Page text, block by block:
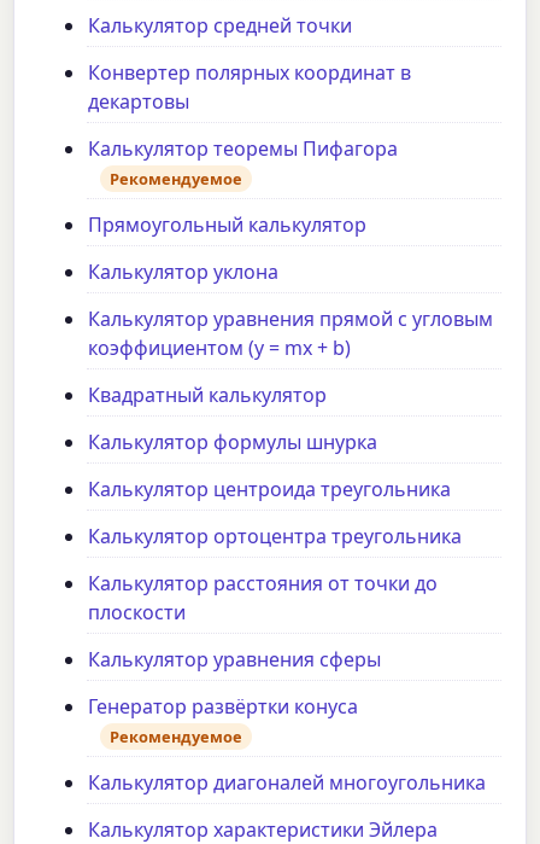
Калькулятор средней точки
Конвертер полярных координат в
декартовы
Калькулятор теоремы Пифагора
Рекомендуемое
Прямоугольный калькулятор
Калькулятор уклона
Калькулятор уравнения прямой с угловым
коэффициентом (y = mx + b)
Квадратный калькулятор
Калькулятор формулы шнурка
Калькулятор центроида треугольника
Калькулятор ортоцентра треугольника
Калькулятор расстояния от точки до
плоскости
Калькулятор уравнения сферы
Генератор развёртки конуса
Рекомендуемое
Калькулятор диагоналей многоугольника
Калькулятор характеристики Эйлера